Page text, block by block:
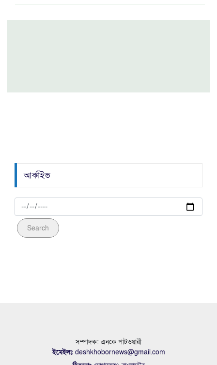
ভারত মহাসাগরের বদলা পারস্য উপসাগরে নিল ইরান
স্পেন, পাল্টাপাল্টি হুঙ্কারে চরম উত্তেজনা!
আর্কাইভ
Search
সম্পাদক: এনকে পাটওয়ারী
ইমেইলঃ deshkhobornews@gmail.com